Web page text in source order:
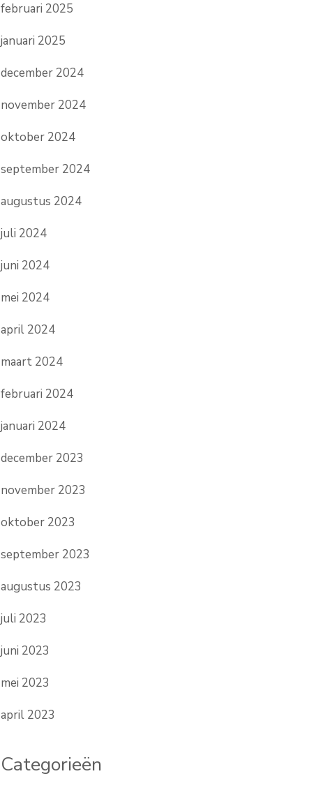
februari 2025
januari 2025
december 2024
november 2024
oktober 2024
september 2024
augustus 2024
juli 2024
juni 2024
mei 2024
april 2024
maart 2024
februari 2024
januari 2024
december 2023
november 2023
oktober 2023
september 2023
augustus 2023
juli 2023
juni 2023
mei 2023
april 2023
Categorieën